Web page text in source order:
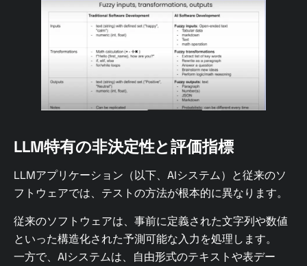
LLM特有の非決定性と評価指標
LLMアプリケーション（以下、AIシステム）と従来のソ
フトウェアでは、テストの方法が根本的に異なります。
従来のソフトウェアは、事前に定義された文字列や数値
といった構造化された予測可能な入力を処理します。
一方で、AIシステムは、自由形式のテキストや表デー